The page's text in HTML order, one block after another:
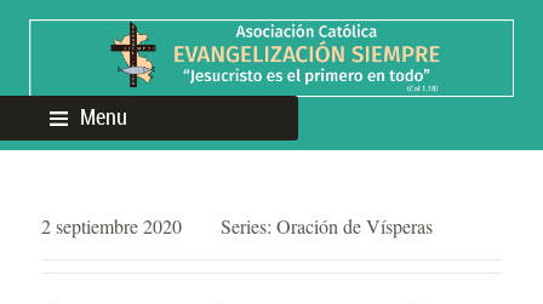
Menu
2 septiembre 2020 Series: Oración de Vísperas